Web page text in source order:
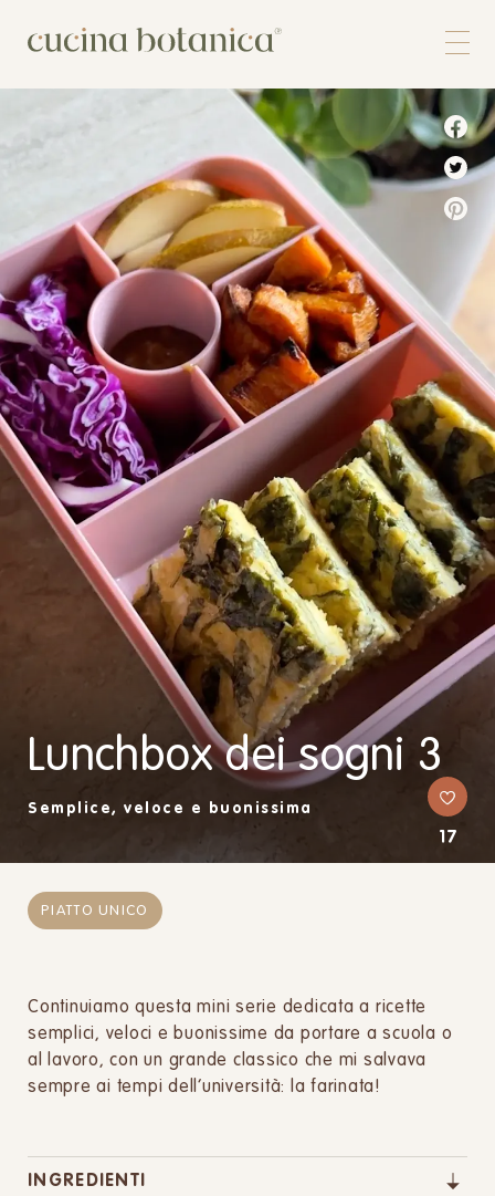
Shop
Lunchbox dei sogni 3
Semplice, veloce e buonissima
17
PIATTO UNICO
Continuiamo questa mini serie dedicata a ricette
semplici, veloci e buonissime da portare a scuola o
al lavoro, con un grande classico che mi salvava
sempre ai tempi dell’università: la farinata!
INGREDIENTI